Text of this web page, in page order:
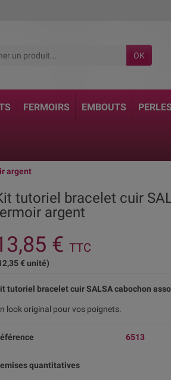
OK
FERMOIRS EMBOUTS
argent
tutoriel bracelet cuir
argent
€ TTC
€ unité)
tutoriel bracelet cuir SALSA cabochon
look original pour vos poignets.
6513
quantitatives